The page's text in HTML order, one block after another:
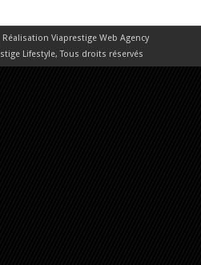
Réalisation Viaprestige Web Agency
Lifestyle, Tous droits réservés